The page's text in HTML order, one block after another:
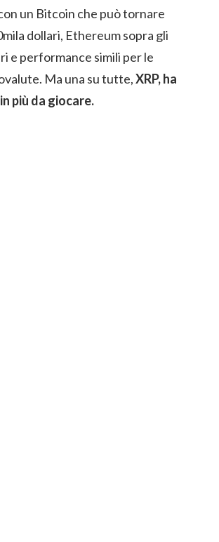
un Bitcoin che può tornare
dollari, Ethereum sopra gli
e performance simili per le
Ma una su tutte,XRP, ha
più da giocare.